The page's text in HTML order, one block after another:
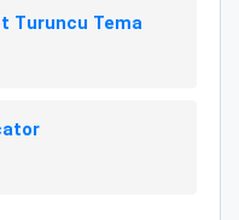
Turuncu Tema